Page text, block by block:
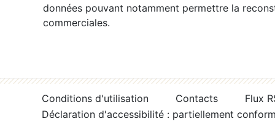
données pouvant notamment permettre la
commerciales.
Conditions d'utilisation Contacts
Flux
Déclaration d'accessibilité : partiellement